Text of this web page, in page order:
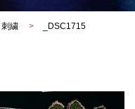
繍 > _DSC1715